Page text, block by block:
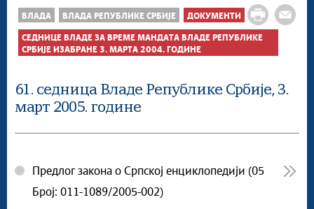
ВЛАДА ВЛАДА РЕПУБЛИКЕ СРБИЈЕ ДОКУМЕНТИ
СЕДНИЦЕ ВЛАДЕ ЗА ВРЕМЕ МАНДАТА ВЛАДЕ РЕПУБЛИКЕ
СРБИЈЕ ИЗАБРАНЕ 3. МАРТА 2004. ГОДИНЕ
61. седница Владе Републике Србије, 3.
март 2005. године
Предлог закона о Српској енциклопедији (05
Број: 011-1089/2005-002)